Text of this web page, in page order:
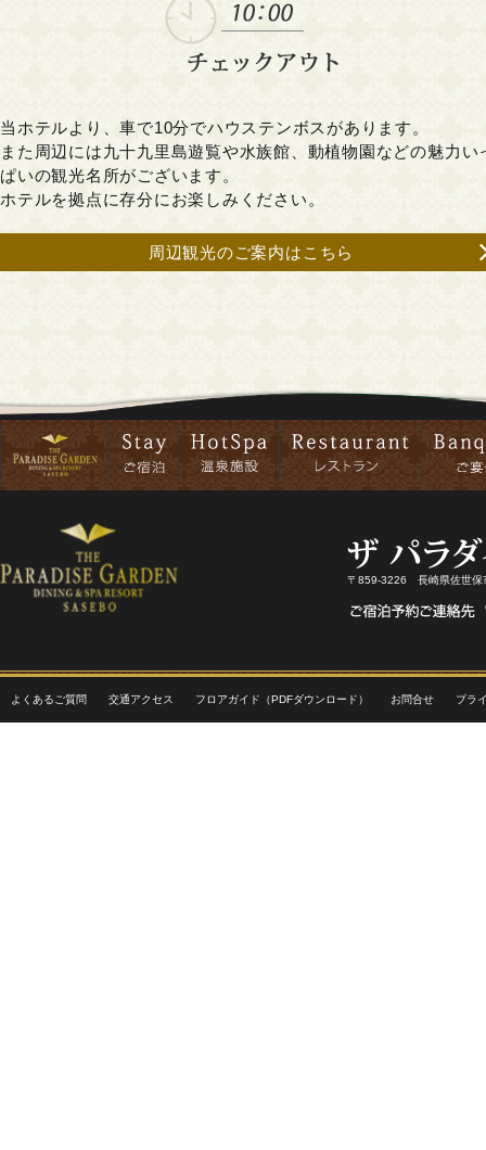
当ホテルより、車で10分でハウステンボスがあります。
また周辺には九十九里島遊覧や水族館、動植物園などの魅力い
ぱいの観光名所がございます。
ホテルを拠点に存分にお楽しみください。
周辺観光のご案内はこちら
〒859-3226 長崎県佐世保
よくあるご質問 交通アクセス フロアガイド（PDFダウンロード） お問合せ プラ